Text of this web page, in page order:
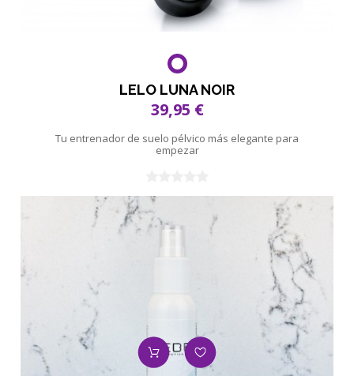
LELO LUNA NOIR
39,95 €
Tu entrenador de suelo pélvico más elegante para
empezar